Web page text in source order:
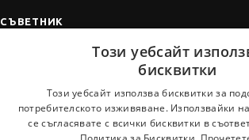
СЪВЕТНИК
Автобиографията
Интервю за работа
Когато получим оферта
Този уебсайт
бисквитки
Този уебсайт използва бисквитки за
потребителското изживяване. Използвайки
се съгласявате с всички бисквитки в